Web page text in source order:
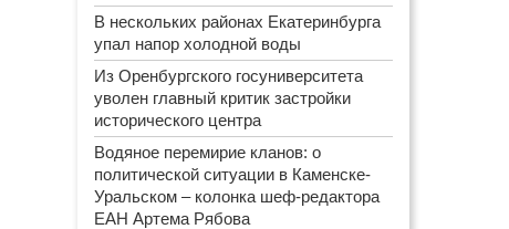
В нескольких районах Екатеринбурга
упал напор холодной воды
Из Оренбургского госуниверситета
уволен главный критик застройки
исторического центра
Водяное перемирие кланов: о
политической ситуации в Каменске-
Уральском – колонка шеф-редактора
ЕАН Артема Рябова